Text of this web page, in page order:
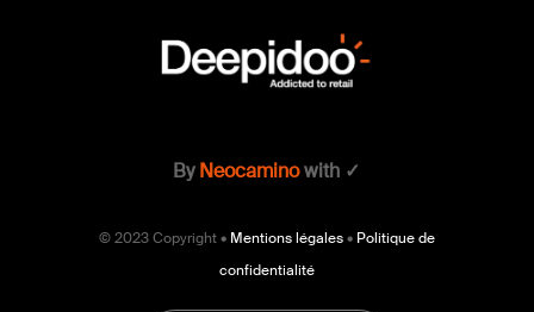
ByNeocaminowith ✓
© 2023 Copyright • Mentions légales• Politique de
confidentialité